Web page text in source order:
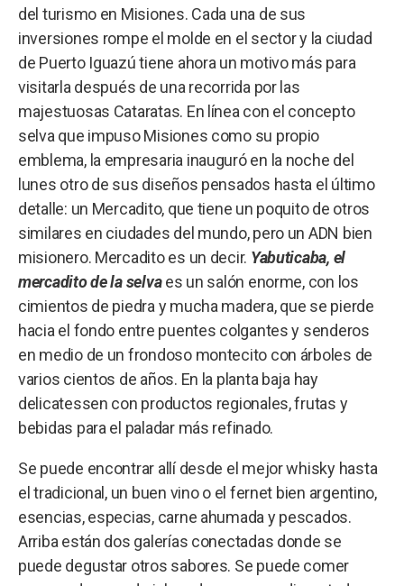
del turismo en Misiones. Cada una de sus
inversiones rompe el molde en el sector y la ciudad
de Puerto Iguazú tiene ahora un motivo más para
visitarla después de una recorrida por las
majestuosas Cataratas. En línea con el concepto
selva que impuso Misiones como su propio
emblema, la empresaria inauguró en la noche del
lunes otro de sus diseños pensados hasta el último
detalle: un Mercadito, que tiene un poquito de otros
similares en ciudades del mundo, pero un ADN bien
misionero. Mercadito es un decir. Yabuticaba, el
mercadito de la selvaes un salón enorme, con los
cimientos de piedra y mucha madera, que se pierde
hacia el fondo entre puentes colgantes y senderos
en medio de un frondoso montecito con árboles de
varios cientos de años. En la planta baja hay
delicatessen con productos regionales, frutas y
bebidas para el paladar más refinado.
Se puede encontrar allí desde el mejor whisky hasta
el tradicional, un buen vino o el fernet bien argentino,
esencias, especias, carne ahumada y pescados.
Arriba están dos galerías conectadas donde se
puede degustar otros sabores. Se puede comer